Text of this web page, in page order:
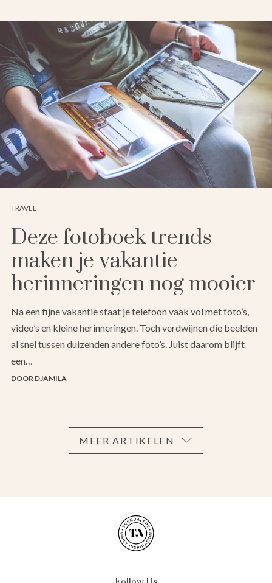
TRAVEL
Deze fotoboek trends
maken je vakantie
herinneringen nog mooier
Na een fijne vakantie staat je telefoon vaak vol met foto’s,
video’s en kleine herinneringen. Toch verdwijnen die beelden
al snel tussen duizenden andere foto’s. Juist daarom blijft
een…
DOOR DJAMILA
MEER ARTIKELEN